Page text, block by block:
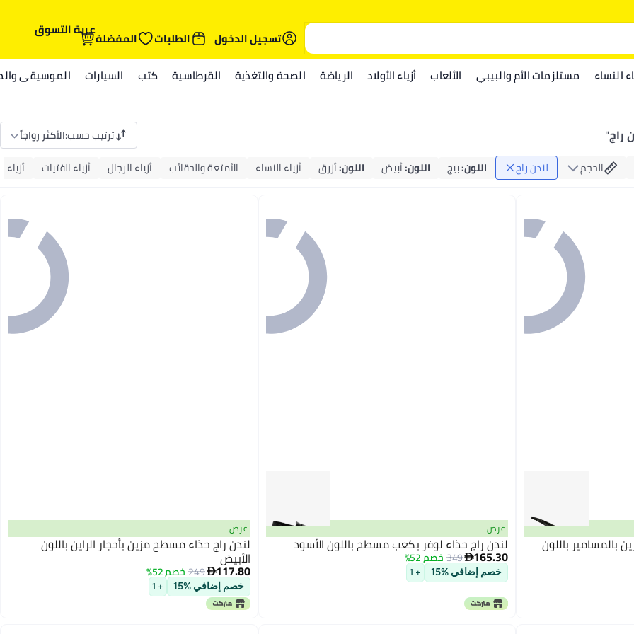
تسجيل الدخول
الطلبات المفضلةعربة التسوق
النساء مستلزمات الأم والبيبي الألعاب أزياء الأولاد الرياضة الصحة والتغذية القرطاسية كتب السيارات الموسيقى
راج" ترتيب حسب:الأكثر رواجاً
الحجم لندن راج اللون:بيج اللون:أبيض اللون:أزرق أزياء النساء الأمتعة والحقائب أزياء الرجال أزياء الفتيات أزياء
بالمسامير باللون
5
عرض
لندن راج حذاء لوفر بكعب مسطح باللون الأسود
165.30
349خصم 52%
خصم إضافي %15 + 1
3
عرض
لندن راج حذاء مسطح مزين بأحجار الراين باللون
الأبيض
117.80
249خصم 52%
خصم إضافي %15 + 1